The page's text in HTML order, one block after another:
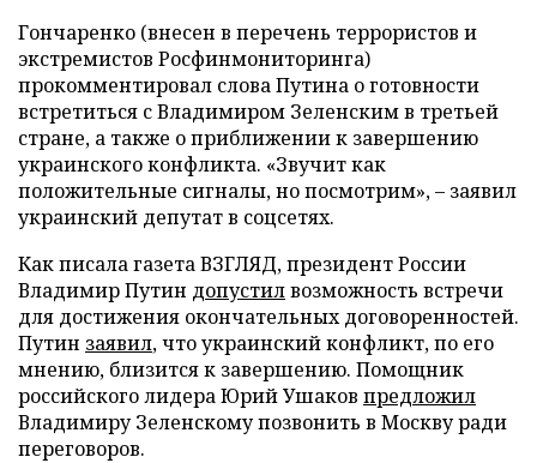
Гончаренко (внесен в перечень террористов и
экстремистов Росфинмониторинга)
прокомментировал слова Путина о готовности
встретиться с Владимиром Зеленским в третьей
стране, а также о приближении к завершению
украинского конфликта. «Звучит как
положительные сигналы, но посмотрим», – заявил
украинский депутат в соцсетях.
Как писала газета ВЗГЛЯД, президент России
Владимир Путин допустилвозможность встречи
для достижения окончательных договоренностей.
Путин заявил, что украинский конфликт, по его
мнению, близится к завершению. Помощник
российского лидера Юрий Ушаков предложил
Владимиру Зеленскому позвонить в Москву ради
переговоров.